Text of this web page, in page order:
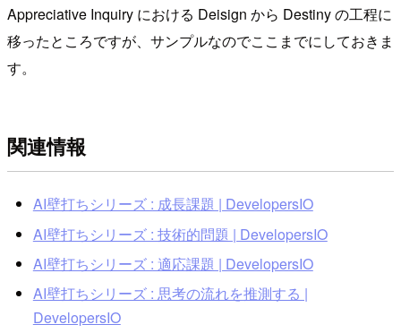
Appreciative Inquiry における Deisign から Destiny の工程に
移ったところですが、サンプルなのでここまでにしておきま
す。
関連情報
AI壁打ちシリーズ : 成長課題 | DevelopersIO
AI壁打ちシリーズ : 技術的問題 | DevelopersIO
AI壁打ちシリーズ : 適応課題 | DevelopersIO
AI壁打ちシリーズ : 思考の流れを推測する |
DevelopersIO